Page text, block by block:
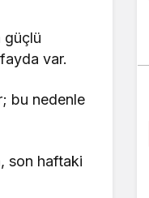
güçlü
var.
bu nedenle
son haftaki